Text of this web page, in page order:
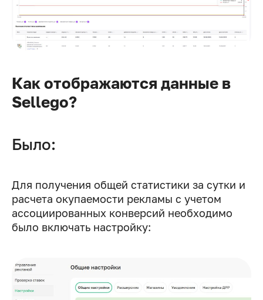
Как отображаются данные в
Sellego?
Было:
Для получения общей статистики за сутки и
расчета окупаемости рекламы с учетом
ассоциированных конверсий необходимо
было включать настройку: